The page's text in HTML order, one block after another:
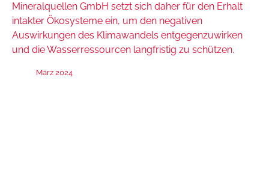
Mineralquellen GmbH setzt sich daher für den Erhalt
intakter Ökosysteme ein, um den negativen
Auswirkungen des Klimawandels entgegenzuwirken
und die Wasserressourcen langfristig zu schützen.
März 2024